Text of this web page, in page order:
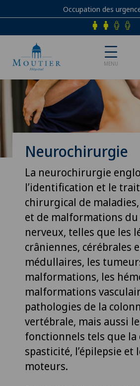
Occupation des
Téléphone
MENU
Neurochirurgie
La neurochirurgie
l’identification et le
chirurgical de
et de malformations du
nerveux, telles que les
crâniennes, cérébrales
médullaires, les
malformations, les
malformations
pathologies de la
vertébrale, mais aussi
fonctionnels tels que la
spasticité, l’épilepsie et
moteurs.